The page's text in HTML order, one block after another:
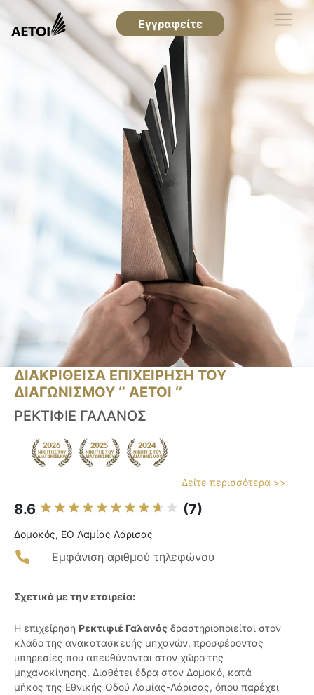
Εγγραφείτε
ΔΙΑΚΡΙΘΕΙΣΑ ΕΠΙΧΕΙΡΗΣΗ ΤΟΥ
ΔΙΑΓΩΝΙΣΜΟΥ ‘’ ΑΕΤΟΙ ‘’
ΡΕΚΤΙΦΙΕ ΓΑΛΑΝΟΣ
Δείτε περισσότερα >>
8.6 (7)
Δομοκός, ΕΟ Λαμίας Λάρισας
Εμφάνιση αριθμού τηλεφώνου
Σχετικά με την εταιρεία:
Η επιχείρηση Ρεκτιφιέ Γαλανός δραστηριοποιείται στον
κλάδο της ανακατασκευής μηχανών, προσφέροντας
υπηρεσίες που απευθύνονται στον χώρο της
μηχανοκίνησης. Διαθέτει έδρα στον Δομοκό, κατά
μήκος της Εθνικής Οδού Λαμίας-Λάρισας, όπου παρέχει